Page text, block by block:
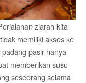
ziarah kita
memiliki akses ke
pasir hanya
memberikan susu
seseorang selama